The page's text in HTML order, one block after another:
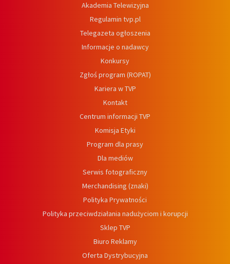
Akademia Telewizyjna
Regulamin tvp.pl
Telegazeta ogłoszenia
Informacje o nadawcy
Konkursy
Zgłoś program (ROPAT)
Kariera w TVP
Kontakt
Centrum informacji TVP
Komisja Etyki
Program dla prasy
Dla mediów
Serwis fotograficzny
Merchandising (znaki)
Polityka Prywatności
Polityka przeciwdziałania nadużyciom i korupcji
Sklep TVP
Biuro Reklamy
Oferta Dystrybucyjna